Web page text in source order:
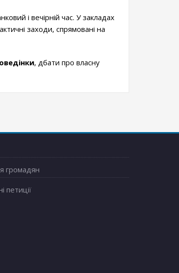
і вечірній час. У закладах
заходи, спрямовані на
, дбати про власну
громадян
петиції